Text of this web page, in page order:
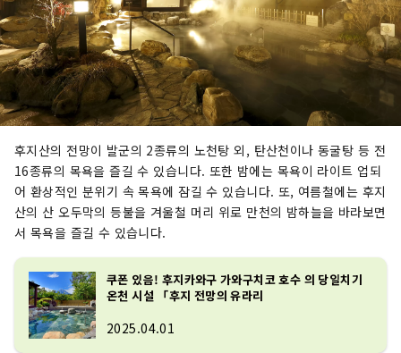
후지산의 전망이 발군의 2종류의 노천탕 외, 탄산천이나 동굴탕 등 전
16종류의 목욕을 즐길 수 있습니다. 또한 밤에는 목욕이 라이트 업되
어 환상적인 분위기 속 목욕에 잠길 수 있습니다. 또, 여름철에는 후지
산의 산 오두막의 등불을 겨울철 머리 위로 만천의 밤하늘을 바라보면
서 목욕을 즐길 수 있습니다.
쿠폰 있음! 후지카와구 가와구치코 호수 의 당일치기
온천 시설 「후지 전망의 유라리
2025.04.01